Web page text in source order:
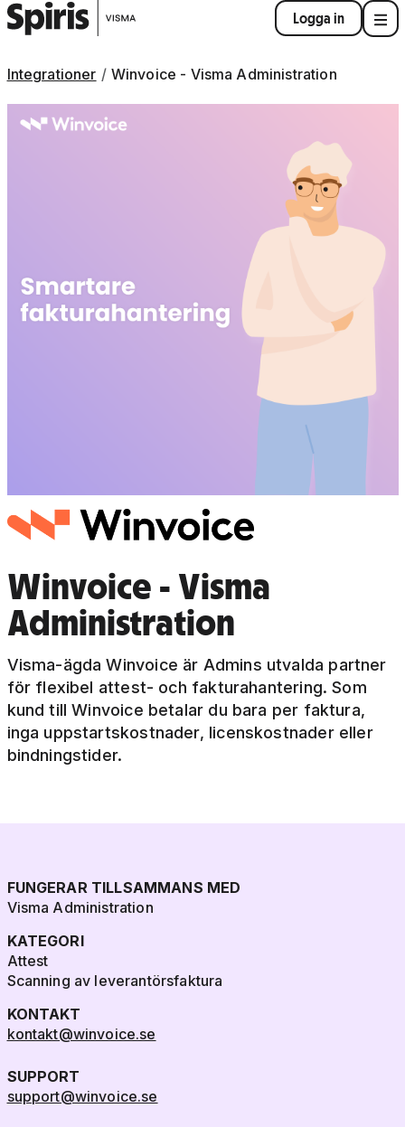
Logga in
Integrationer Winvoice - Visma Administration
Winvoice - Visma
Administration
Visma-ägda Winvoice är Admins utvalda partner
för flexibel attest- och fakturahantering. Som
kund till Winvoice betalar du bara per faktura,
inga uppstartskostnader, licenskostnader eller
bindningstider.
FUNGERAR TILLSAMMANS MED
Visma Administration
KATEGORI
Attest
Scanning av leverantörsfaktura
KONTAKT
kontakt@winvoice.se
SUPPORT
support@winvoice.se